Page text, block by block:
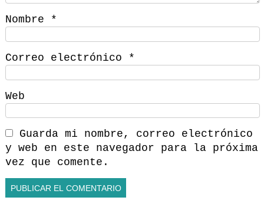
Nombre *
Correo electrónico *
Web
Guarda mi nombre, correo electrónico
y web en este navegador para la próxima
vez que comente.